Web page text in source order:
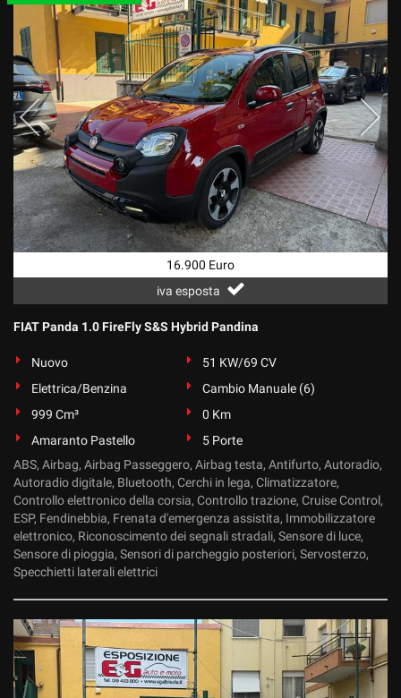
16.900 Euro
iva esposta
FIAT Panda 1.0 FireFly S&S Hybrid Pandina
Nuovo
51 KW/69 CV
Elettrica/Benzina
Cambio Manuale (6)
999 Cm³
0 Km
Amaranto Pastello
5 Porte
ABS, Airbag, Airbag Passeggero, Airbag testa, Antifurto, Autoradio,
Autoradio digitale, Bluetooth, Cerchi in lega, Climatizzatore,
Controllo elettronico della corsia, Controllo trazione, Cruise Control,
ESP, Fendinebbia, Frenata d'emergenza assistita, Immobilizzatore
elettronico, Riconoscimento dei segnali stradali, Sensore di luce,
Sensore di pioggia, Sensori di parcheggio posteriori, Servosterzo,
Specchietti laterali elettrici